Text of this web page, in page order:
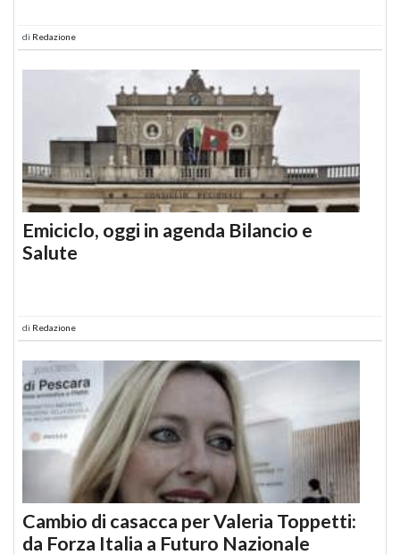
di Redazione
Emiciclo, oggi in agenda Bilancio e
Salute
di Redazione
Cambio di casacca per Valeria Toppetti:
da Forza Italia a Futuro Nazionale